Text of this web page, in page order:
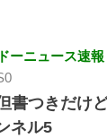
ーニュース速報
書つきだけ
ネル5